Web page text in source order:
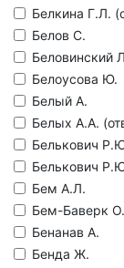
Белкина Г.Л.
Белов С.
Беловинский
Белоусова Ю.
Белый А.
Белых А.А.
Белькович
Белькович
Бем А.Л.
Бем-Баверк О.
Бенанав А.
Бенда Ж.